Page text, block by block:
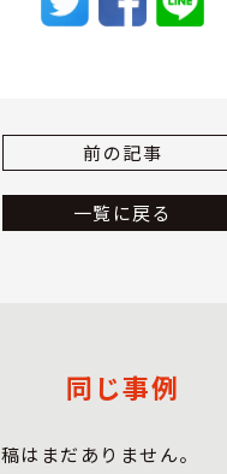
前の記事
一覧に戻る
同じ事例
はまだありません。